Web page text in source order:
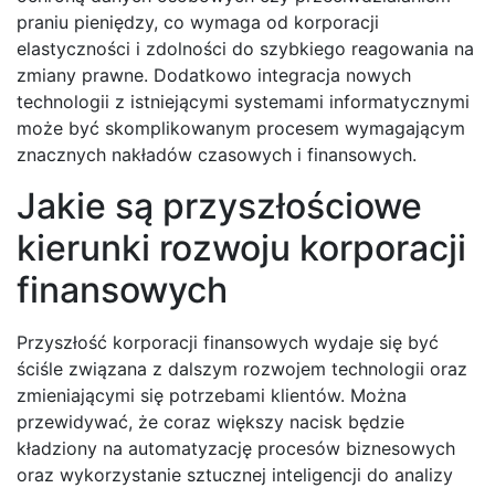
praniu pieniędzy, co wymaga od korporacji
elastyczności i zdolności do szybkiego reagowania na
zmiany prawne. Dodatkowo integracja nowych
technologii z istniejącymi systemami informatycznymi
może być skomplikowanym procesem wymagającym
znacznych nakładów czasowych i finansowych.
Jakie są przyszłościowe
kierunki rozwoju korporacji
finansowych
Przyszłość korporacji finansowych wydaje się być
ściśle związana z dalszym rozwojem technologii oraz
zmieniającymi się potrzebami klientów. Można
przewidywać, że coraz większy nacisk będzie
kładziony na automatyzację procesów biznesowych
oraz wykorzystanie sztucznej inteligencji do analizy